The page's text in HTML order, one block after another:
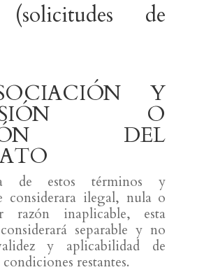
(solicitudes de
Y
O
DEL
de estos términos y
considerara ilegal, nula o
razón inaplicable, esta
separable y no
y aplicabilidad de
restantes.